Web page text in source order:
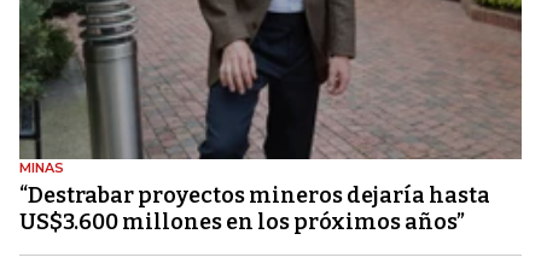
MINAS
“Destrabar proyectos mineros dejaría hasta
US$3.600 millones en los próximos años”